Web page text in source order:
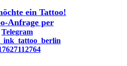
ein Tattoo!
Anfrage per
Telegram